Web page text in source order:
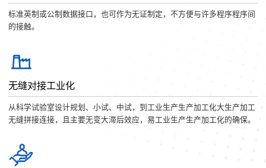
标准英制或公制数据接口，也可作为无证制定，不方便与许多程序程序间
的接触。
无缝对接工业化
从科学试验室设计规划、小试、中试，到工业生产生产加工化大生产加工
无缝拼接连接，且主要无变大滞后效应，易工业生产生产加工化的确保。